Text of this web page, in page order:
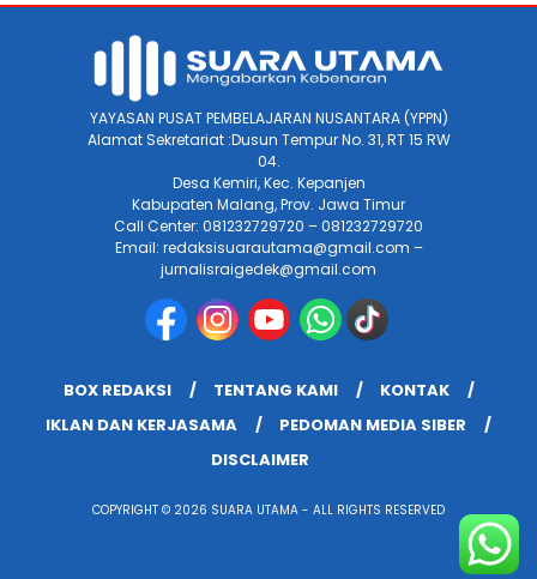
YAYASAN PUSAT PEMBELAJARAN NUSANTARA (YPPN)
Alamat Sekretariat :Dusun Tempur No. 31, RT 15 RW
04.
Desa Kemiri, Kec. Kepanjen
Kabupaten Malang, Prov. Jawa Timur
Call Center: 081232729720 – 081232729720
Email: redaksisuarautama@gmail.com –
jurnalisraigedek@gmail.com
BOX REDAKSI TENTANG KAMI
KONTAK
IKLAN DAN KERJASAMA
PEDOMAN MEDIA SIBER
DISCLAIMER
COPYRIGHT © 2026 SUARA UTAMA - ALL RIGHTS RESERVED